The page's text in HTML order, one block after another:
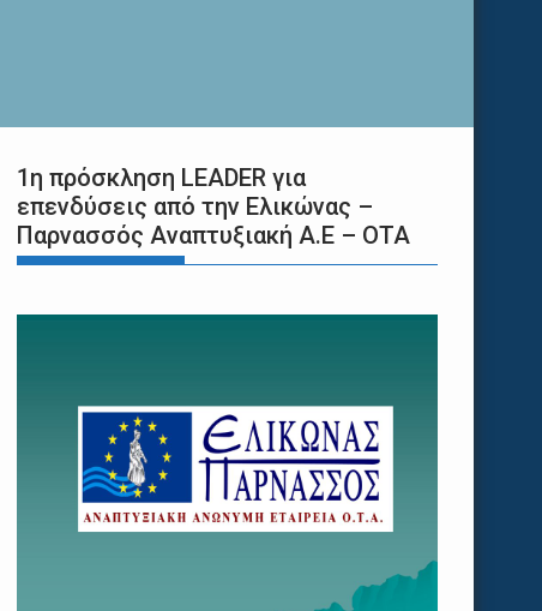
1η πρόσκληση LEADER για
επενδύσεις από την Ελικώνας –
Παρνασσός Αναπτυξιακή Α.Ε – ΟΤΑ